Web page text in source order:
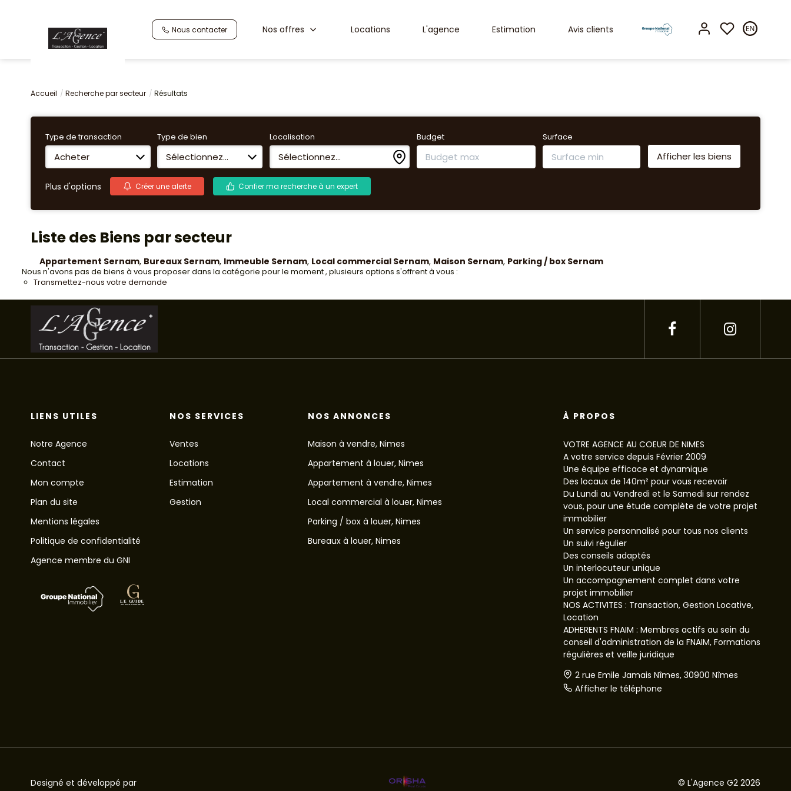
Nous contacter Nos offres Locations L'agence Estimation Avis clients
Accueil Recherche par secteur Résultats
Type de transaction
Acheter
Type de bien
Sélectionnez...
Localisation
Sélectionnez...
Budget Surface
Plus d'options Créer une alerte Confier ma recherche à un expert
Liste des Biens par secteur
Appartement Sernam, Bureaux Sernam, Immeuble Sernam, Local commercial Sernam, Maison Sernam, Parking / box Sernam
Nous n'avons pas de biens à vous proposer dans la catégorie pour le moment , plusieurs options s'offrent à vous :
Transmettez-nous votre demande
LIENS UTILES
Notre Agence
Contact
Mon compte
Plan du site
Mentions légales
Politique de confidentialité
Agence membre du GNI
NOS SERVICES
Ventes
Locations
Estimation
Gestion
NOS ANNONCES
Maison à vendre, Nimes
Appartement à louer, Nimes
Appartement à vendre, Nimes
Local commercial à louer, Nimes
Parking / box à louer, Nimes
Bureaux à louer, Nimes
À PROPOS
VOTRE AGENCE AU COEUR DE NIMES
A votre service depuis Février 2009
Une équipe efficace et dynamique
Des locaux de 140m² pour vous recevoir
Du Lundi au Vendredi et le Samedi sur rendez
vous, pour une étude complète de votre projet
immobilier
Un service personnalisé pour tous nos clients
Un suivi régulier
Des conseils adaptés
Un interlocuteur unique
Un accompagnement complet dans votre
projet immobilier
NOS ACTIVITES : Transaction, Gestion Locative,
Location
ADHERENTS FNAIM : Membres actifs au sein du
conseil d'administration de la FNAIM, Formations
régulières et veille juridique
2 rue Emile Jamais Nîmes, 30900 Nîmes
Afficher le téléphone
Designé et développé par © L'Agence G2 2026